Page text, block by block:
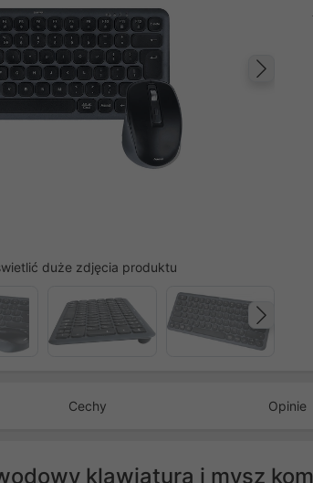
duże zdjęcia produktu
Cechy Opinie
klawiatura i mysz